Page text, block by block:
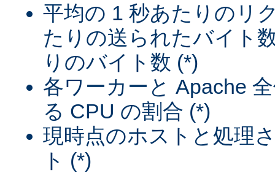
平均の 1 秒あたりのリ
たりの送られたバイト
りのバイト数 (*)
各ワーカーと Apache
る CPU の割合 (*)
現時点のホストと処理
ト (*)